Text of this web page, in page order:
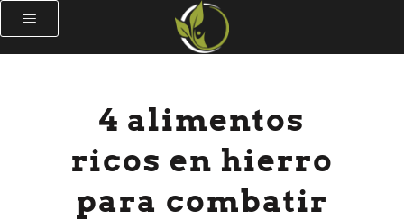
4 alimentos
ricos en hierro
para combatir